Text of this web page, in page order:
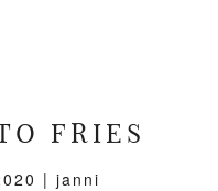
FRIES
| janni